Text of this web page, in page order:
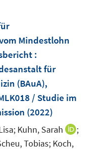
Mindestlohn
:
für
(BAuA),
/ Studie im
(2022)
Kuhn, Sarah
I;
Tobias; Koch,